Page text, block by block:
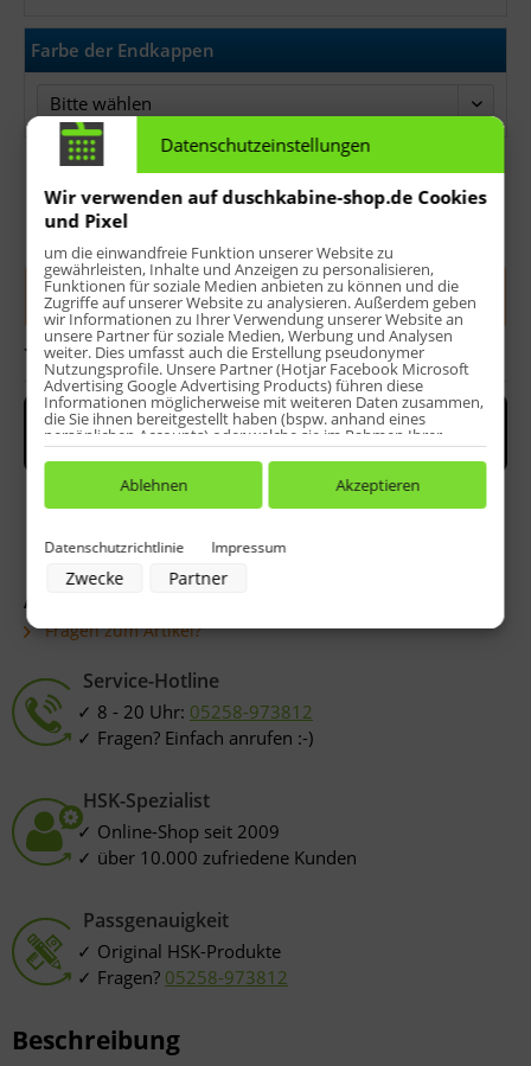
Farbe der Endkappen
Bitte wählen
In denWarenkorb
Bewerten
Artikel-Nr.:
Fragen zum Artikel?
Service-Hotline
8 - 20 Uhr: 05258-973812
Fragen? Einfach anrufen :-)
HSK-Spezialist
Online-Shop seit 2009
über 10.000 zufriedene Kunden
Passgenauigkeit
Original HSK-Produkte
Fragen? 05258-973812
Beschreibung
Datenschutzeinstellungen
Wir verwenden auf duschkabine-shop.de Cookies
und Pixel
um die einwandfreie Funktion unserer Website zu
gewährleisten, Inhalte und Anzeigen zu personalisieren,
Funktionen für soziale Medien anbieten zu können und die
Zugriffe auf unserer Website zu analysieren. Außerdem geben
wir Informationen zu Ihrer Verwendung unserer Website an
unsere Partner für soziale Medien, Werbung und Analysen
weiter. Dies umfasst auch die Erstellung pseudonymer
Nutzungsprofile. Unsere Partner (Hotjar Facebook Microsoft
Advertising Google Advertising Products) führen diese
Informationen möglicherweise mit weiteren Daten zusammen,
die Sie ihnen bereitgestellt haben (bspw. anhand eines
persönlichen Accounts) oder welche sie im Rahmen Ihrer
Nutzung der Dienste gesammelt haben (bspw. Nutzungsdaten
anderer Geräte). Ihre Einwilligung zur Nutzung von Cookies
und Pixeln können Sie jederzeit widerrufen, indem Sie auf den
Datenschutz-Button links unten klicken und dort die
Zwecke der Datenverarbeitung durch unsere Partner:
Speichern von oder Zugriff auf Informationen auf einem Endgerät
Verwendung von Profilen zur Auswahl personalisierter Werbung
Verwendung von Profilen zur Auswahl personalisierter Inhalte
Messung der Werbeleistung
Messung der Performance von Inhalten
Analyse von Zielgruppen durch Statistiken oder Kombinationen von
Daten aus verschiedenen Quellen
Besondere Features:
Verwendung genauer Standortdaten
Endgeräteeigenschaften zur Identifikation aktiv abfragen
Datenschutzrichtlinie Impressum
Zwecke Partner
Ablehnen Akzeptieren